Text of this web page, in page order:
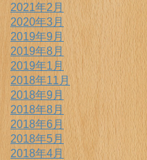
2021年2月
2020年3月
2019年9月
2019年8月
2019年1月
2018年11月
2018年9月
2018年8月
2018年6月
2018年5月
2018年4月